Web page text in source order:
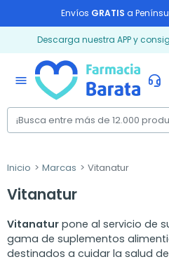
Envíos GRATIS a
Descarga nuestra APP y
menu
Inicio Marcas Vitanatur
Vitanatur
Vitanatur pone al servicio de
gama de suplementos
destinados a cuidar la salud